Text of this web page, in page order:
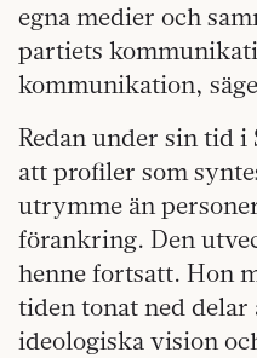
egna medier och
partiets
kommunikation,
Redan under sin tid i
att profiler som
utrymme än
förankring. Den
henne fortsatt. Hon
tiden tonat ned delar
ideologiska vision